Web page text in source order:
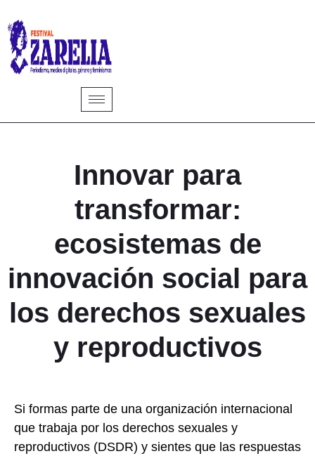
Innovar para
transformar:
ecosistemas de
innovación social para
los derechos sexuales
y reproductivos
Si formas parte de una organización internacional
que trabaja por los derechos sexuales y
reproductivos (DSDR) y sientes que las respuestas